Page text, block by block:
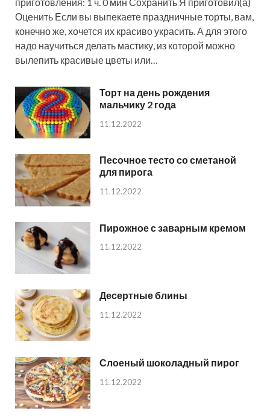
приготовления: 1 ч. 0 мин Сохранить Я приготовил(а)
Оценить Если вы выпекаете праздничные торты, вам,
конечно же, хочется их красиво украсить. А для этого
надо научиться делать мастику, из которой можно
вылепить красивые цветы или…
Торт на день рождения
мальчику 2 года
11.12.2022
Песочное тесто со сметаной
для пирога
11.12.2022
Пирожное с заварным кремом
11.12.2022
Десертные блины
11.12.2022
Слоеный шоколадный пирог
11.12.2022